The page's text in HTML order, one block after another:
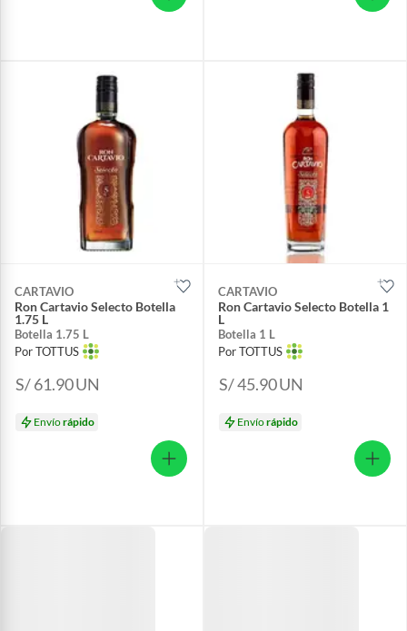
CARTAVIO
Ron Cartavio Selecto Botella
1.75 L
Botella 1.75 L
Por TOTTUS
S/ 61.90UN
Envíorápido
CARTAVIO
Ron Cartavio Selecto Botella 1
L
Botella 1 L
Por TOTTUS
S/ 45.90UN
Envíorápido